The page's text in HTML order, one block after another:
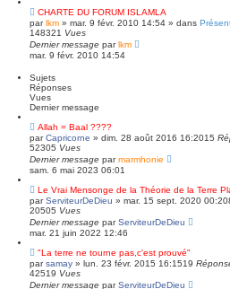
CHARTE DU FORUM ISLAMLA
parlkm » mar. 9 févr. 2010 14:54 » dans
148321 Vues
Dernier message parlkm
mar. 9 févr. 2010 14:54
Sujets
Réponses
Vues
Dernier message
Allah = Baal ????
parCapricorne » dim. 28 août 2016 16:2015
52305 Vues
Dernier message parmarmhonie
sam. 6 mai 2023 06:01
Le Vrai Mensonge de la Théorie de la Terre
parServiteurDeDieu » mar. 15 sept. 2020 00:20
20505 Vues
Dernier message parServiteurDeDieu
mar. 21 juin 2022 12:46
"La terre ne tourne pas,c'est prouvé"
parsamay » lun. 23 févr. 2015 16:1519
42519 Vues
Dernier message parServiteurDeDieu